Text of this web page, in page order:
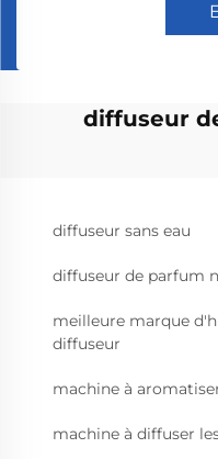
diffuseur
diffuseur sans eau
diffuseur de parfum
meilleure marque
diffuseur
machine à
machine à diffuser